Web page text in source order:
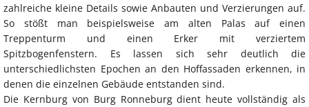
zahlreiche kleine Details sowie Anbauten und Verzierungen auf.
So stößt man beispielsweise am alten Palas auf einen
Treppenturm und einen Erker mit verziertem
Spitzbogenfenstern. Es lassen sich sehr deutlich die
unterschiedlichsten Epochen an den Hoffassaden erkennen, in
denen die einzelnen Gebäude entstanden sind.
Die Kernburg von Burg Ronneburg dient heute vollständig als